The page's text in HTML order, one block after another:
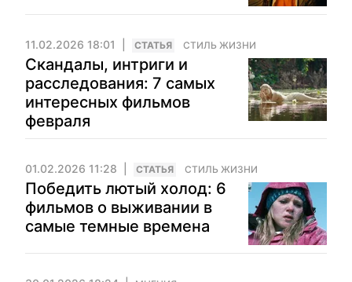
11.02.2026 18:01 CТАТЬЯ СТИЛЬ ЖИЗНИ
Скандалы, интриги и
расследования: 7 самых
интересных фильмов
февраля
01.02.2026 11:28 CТАТЬЯ СТИЛЬ ЖИЗНИ
Победить лютый холод: 6
фильмов о выживании в
самые темные времена